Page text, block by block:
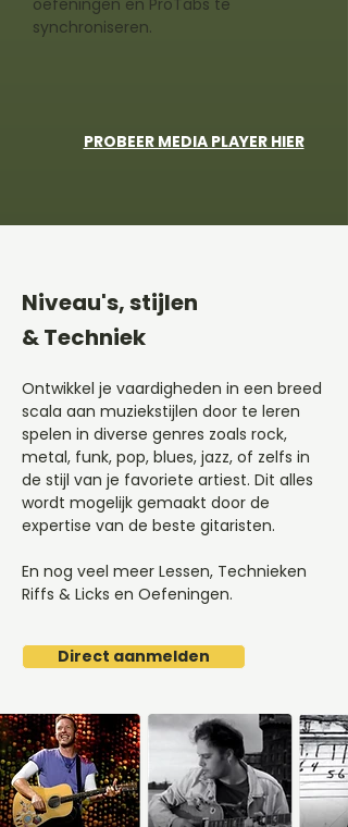
oefeningen en ProTabs te
synchroniseren.
PROBEER MEDIA PLAYER HIER
Niveau's, stijlen
& Techniek
Ontwikkel je vaardigheden in een breed
scala aan muziekstijlen door te leren
spelen in diverse genres zoals rock,
metal, funk, pop, blues, jazz, of zelfs in
de stijl van je favoriete artiest. Dit alles
wordt mogelijk gemaakt door de
expertise van de beste gitaristen.
En nog veel meer Lessen, Technieken
Riffs & Licks en Oefeningen.
Direct aanmelden